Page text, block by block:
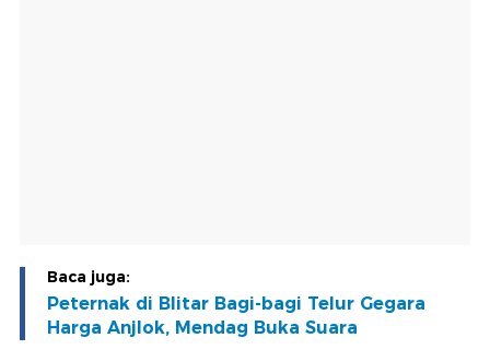
Baca juga:
Peternak di Blitar Bagi-bagi Telur Gegara
Harga Anjlok, Mendag Buka Suara